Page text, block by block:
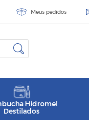
Meus pedidos
Hidromel
Destilados